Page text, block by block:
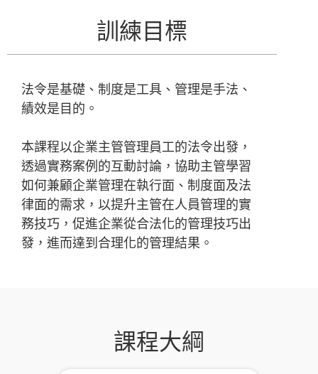
訓練目標
法令是基礎、制度是工具、管理是手法、
績效是目的。
本課程以企業主管管理員工的法令出發，
透過實務案例的互動討論，協助主管學習
如何兼顧企業管理在執行面、制度面及法
律面的需求，以提升主管在人員管理的實
務技巧，促進企業從合法化的管理技巧出
發，進而達到合理化的管理結果。
課程大綱